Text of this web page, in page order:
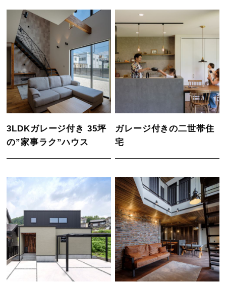
3LDKガレージ付き 35坪
の”家事ラク”ハウス
ガレージ付きの二世帯住
宅